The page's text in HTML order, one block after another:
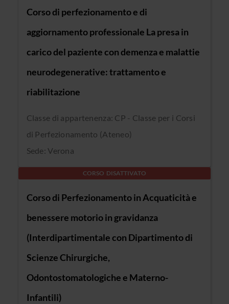
Corso di perfezionamento e di
aggiornamento professionale La presa in
carico del paziente con demenza e malattie
neurodegenerative: trattamento e
riabilitazione
Classe di appartenenza: CP - Classe per i Corsi
di Perfezionamento (Ateneo)
Sede: Verona
CORSO DISATTIVATO
Corso di Perfezionamento in Acquaticità e
benessere motorio in gravidanza
(Interdipartimentale con Dipartimento di
Scienze Chirurgiche,
Odontostomatologiche e Materno-
Infantili)